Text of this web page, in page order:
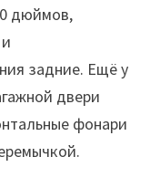
дюймов,
задние. Ещё у
двери
фонари